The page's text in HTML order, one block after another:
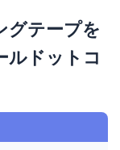
グテープを
ルドットコ